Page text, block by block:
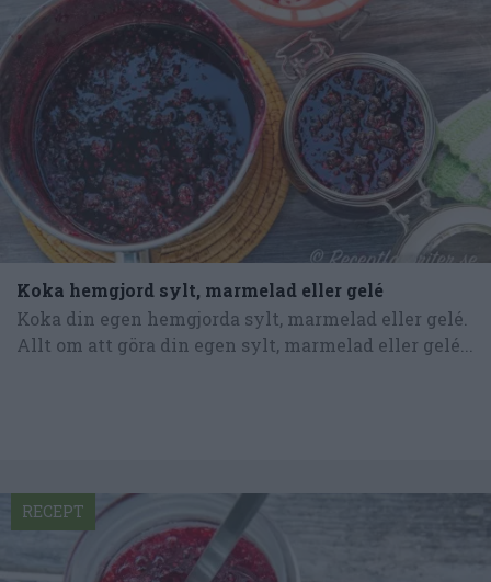
Koka hemgjord sylt, marmelad eller gelé
Koka din egen hemgjorda sylt, marmelad eller gelé.
Allt om att göra din egen sylt, marmelad eller gelé...
RECEPT